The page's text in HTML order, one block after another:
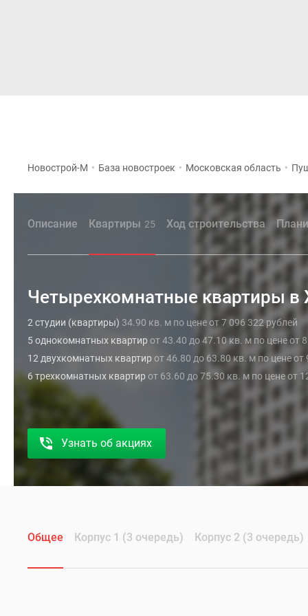
Новострой-М • База новостроек • Московская область •
Описание Квартиры 25 Ход строительства
Четырехкомнатные квартиры в
2 студии (квартиры) 34.90 кв. м по цене от 7 096 322 рублей
5 однокомнатных квартирот 43.40 до 47.10 кв. м по цене от
12 двухкомнатных квартир от 46.80 до 63.80 кв. м по цене от
6 трехкомнатных квартир от 63.60 до 75.30 кв. м по цене от
Узнать об акциях
Общее Корпус 1 (3 очередь) Корпус 2 (3 очередь)